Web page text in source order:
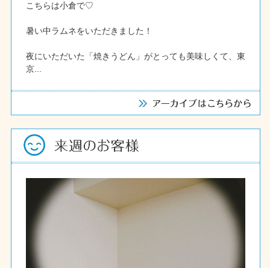
こちらは小倉で♡
暑い中ラムネをいただきました！
夜にいただいた「焼きうどん」がとっても美味しくて、東
京...